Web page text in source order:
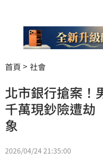
首頁 社會
北市銀行搶案！
千萬現鈔險遭
象
2026/04/24 21:35:00